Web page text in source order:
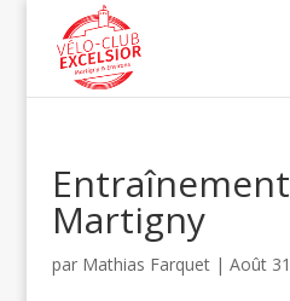
Entraînement
Martigny
par Mathias Farquet| Août